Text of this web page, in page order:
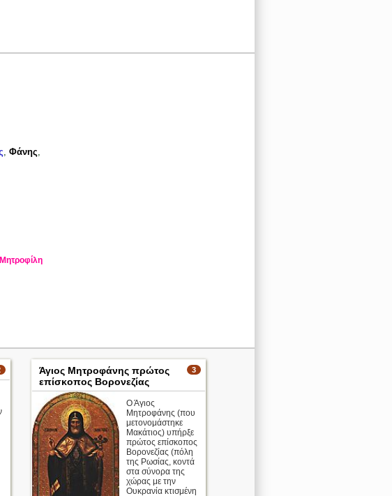
, Φάνης,
Μητροφίλη
3
Άγιος Μητροφάνης πρώτος
επίσκοπος Βορονεζίας
Ο Άγιος
Μητροφάνης (που
μετονομάστηκε
Μακάτιος) υπήρξε
πρώτος επίσκοπος
Βορονεζίας (πόλη
της Ρωσίας, κοντά
στα σύνορα της
χώρας με την
Ουκρανία κτισμένη